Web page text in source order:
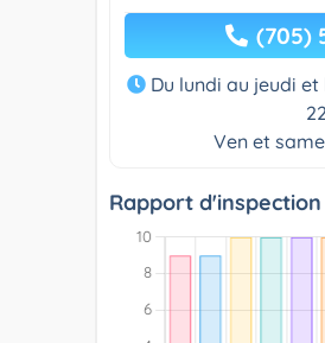
(705)
Du lundi au jeudi et
Ven et
Rapport d'inspection